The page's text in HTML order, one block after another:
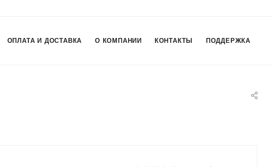
ОПЛАТА И ДОСТАВКА О КОМПАНИИ КОНТАКТЫ ПОДДЕРЖКА